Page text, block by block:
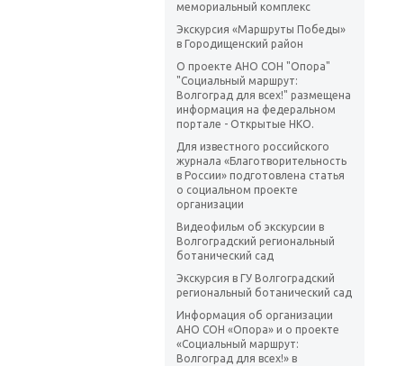
мемориальный комплекс
Экскурсия «Маршруты Победы»
в Городищенский район
О проекте АНО СОН "Опора"
"Социальный маршрут:
Волгоград для всех!" размещена
информация на федеральном
портале - Открытые НКО.
Для известного российского
журнала «Благотворительность
в России» подготовлена статья
о социальном проекте
организации
Видеофильм об экскурсии в
Волгоградский региональный
ботанический сад
Экскурсия в ГУ Волгоградский
региональный ботанический сад
Информация об организации
АНО СОН «Опора» и о проекте
«Социальный маршрут:
Волгоград для всех!» в